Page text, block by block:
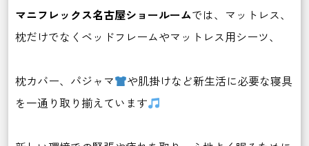
マニフレックス名古屋ショールームでは、マットレス、
枕だけでなくベッドフレームやマットレス用シーツ、
枕カバー、パジャマ
や肌掛けなど新生活に必要な寝具
を一通り取り揃えています